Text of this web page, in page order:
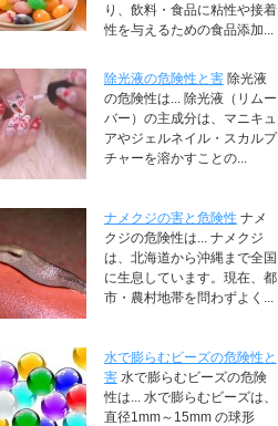
り、飲料・食品に粘性や接着
性を与えるための食品添加...
除光液の危険性と害 除光液
の危険性は... 除光液（リムー
バー）の主成分は、マニキュ
アやジェルネイル・スカルプ
チャーを溶かすことの...
ナメクジの害と危険性 ナメ
クジの危険性は... ナメクジ
は、北海道から沖縄まで全国
に生息しています。現在、都
市・農村地帯を問わずよく...
水で膨らむビーズの危険性と
害 水で膨らむビーズの危険
性は... 水で膨らむビーズは、
直径1mm～15mm の球形